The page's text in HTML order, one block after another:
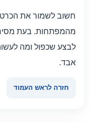
חשוב לשמור את
מהמפתחות. בעת
לבצע שכפול ומה
אבד.
חזרה לראש העמוד